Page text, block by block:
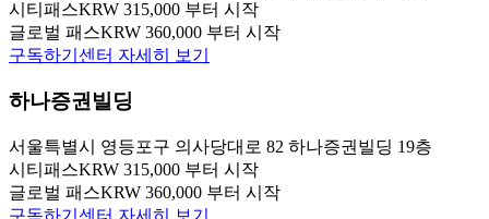
시티패스KRW 315,000 부터 시작
글로벌 패스KRW 360,000 부터 시작
구독하기 센터 자세히 보기
하나증권빌딩
서울특별시 영등포구 의사당대로 82 하나증권빌딩 19층
시티패스KRW 315,000 부터 시작
글로벌 패스KRW 360,000 부터 시작
구독하기 센터 자세히 보기